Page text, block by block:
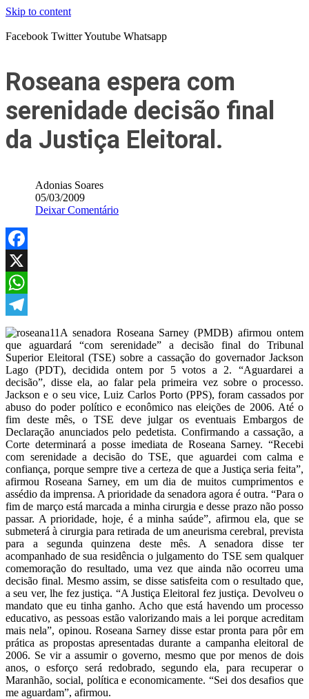
Skip to content
Facebook TwitterYoutube Whatsapp
Roseana espera com
serenidade decisão final
da Justiça Eleitoral.
Adonias Soares
05/03/2009
Deixar Comentário
Facebook
X
WhatsApp
Telegram
A senadora Roseana Sarney (PMDB) afirmou ontem
que aguardará “com serenidade” a decisão final do Tribunal
Superior Eleitoral (TSE) sobre a cassação do governador Jackson
Lago (PDT), decidida ontem por 5 votos a 2. “Aguardarei a
decisão”, disse ela, ao falar pela primeira vez sobre o processo.
Jackson e o seu vice, Luiz Carlos Porto (PPS), foram cassados por
abuso do poder político e econômico nas eleições de 2006. Até o
fim deste mês, o TSE deve julgar os eventuais Embargos de
Declaração anunciados pelo pedetista. Confirmando a cassação, a
Corte determinará a posse imediata de Roseana Sarney. “Recebi
com serenidade a decisão do TSE, que aguardei com calma e
confiança, porque sempre tive a certeza de que a Justiça seria feita”,
afirmou Roseana Sarney, em um dia de muitos cumprimentos e
assédio da imprensa. A prioridade da senadora agora é outra. “Para o
fim de março está marcada a minha cirurgia e desse prazo não posso
passar. A prioridade, hoje, é a minha saúde”, afirmou ela, que se
submeterá à cirurgia para retirada de um aneurisma cerebral, prevista
para a segunda quinzena deste mês. A senadora disse ter
acompanhado de sua residência o julgamento do TSE sem qualquer
comemoração do resultado, uma vez que ainda não ocorreu uma
decisão final. Mesmo assim, se disse satisfeita com o resultado que,
a seu ver, lhe fez justiça. “A Justiça Eleitoral fez justiça. Devolveu o
mandato que eu tinha ganho. Acho que está havendo um processo
educativo, as pessoas estão valorizando mais a lei porque acreditam
mais nela”, opinou. Roseana Sarney disse estar pronta para pôr em
prática as propostas apresentadas durante a campanha eleitoral de
2006. Se vir a assumir o governo, mesmo que por menos de dois
anos, o esforço será redobrado, segundo ela, para recuperar o
Maranhão, social, política e economicamente. “Sei dos desafios que
me aguardam”, afirmou.